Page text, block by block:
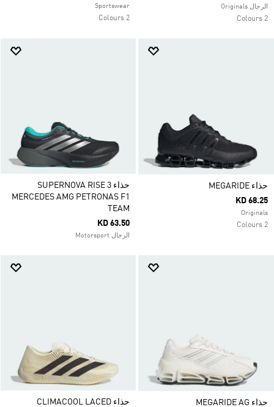
الرجال Originals
2 Colours
Sportswear
2 Colours
حذاء MEGARIDE
KD 68.25
Originals
2 Colours
حذاء SUPERNOVA RISE 3
MERCEDES AMG PETRONAS F1
TEAM
KD 63.50
الرجال Motorsport
حذاء MEGARIDE AG حذاء CLIMACOOL LACED